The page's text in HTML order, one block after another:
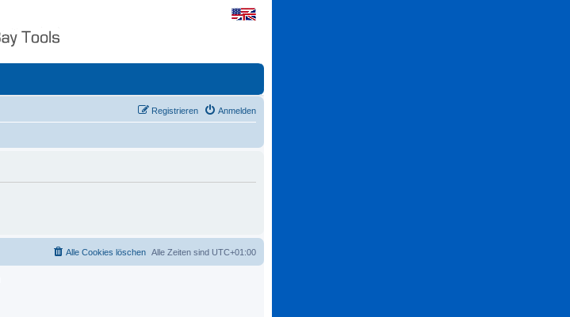
Anmelden
Registrieren
Alle Zeiten sind UTC+01:00
Alle Cookies löschen